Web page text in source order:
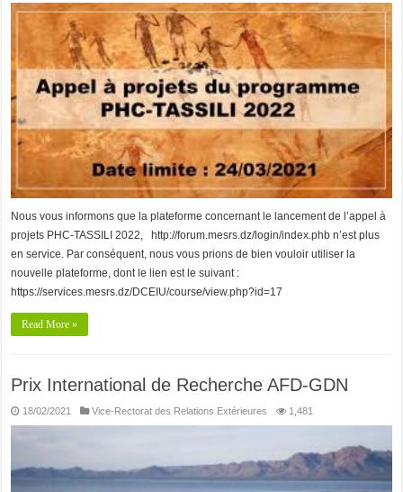
Nous vous informons que la plateforme concernant le lancement de l’appel à
projets PHC-TASSILI 2022, http://forum.mesrs.dz/login/index.phb n’est plus
en service. Par conséquent, nous vous prions de bien vouloir utiliser la
nouvelle plateforme, dont le lien est le suivant :
https://services.mesrs.dz/DCEIU/course/view.php?id=17
Read More »
Prix International de Recherche AFD-GDN
18/02/2021 Vice-Rectorat des Relations Extérieures 1,481